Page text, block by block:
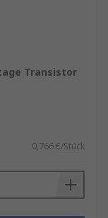
Transistor
0,766 €/Stück